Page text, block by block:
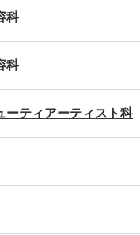
科
科
ティアーティスト科